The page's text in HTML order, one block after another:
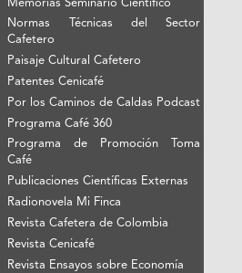
Memorias Seminario Científico
Normas Técnicas del Sector
Cafetero
Paisaje Cultural Cafetero
Patentes Cenicafé
Por los Caminos de Caldas Podcast
Programa Café 360
Programa de Promoción Toma
Café
Publicaciones Científicas Externas
Radionovela Mi Finca
Revista Cafetera de Colombia
Revista Cenicafé
Revista Ensayos sobre Economía